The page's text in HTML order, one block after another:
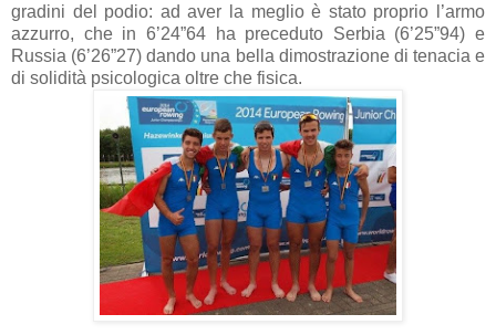
gradini del podio: ad aver la meglio è stato proprio l’armo
azzurro, che in 6’24”64 ha preceduto Serbia (6’25”94) e
Russia (6’26”27) dando una bella dimostrazione di tenacia e
di solidità psicologica oltre che fisica.